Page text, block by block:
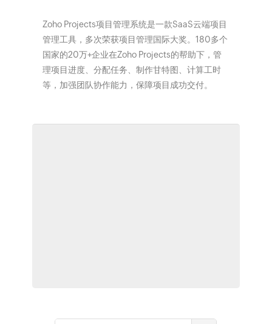
Zoho Projects项目管理系统是一款SaaS云端项目
管理工具，多次荣获项目管理国际大奖。180多个
国家的20万+企业在Zoho Projects的帮助下，管
理项目进度、分配任务、制作甘特图、计算工时
等，加强团队协作能力，保障项目成功交付。